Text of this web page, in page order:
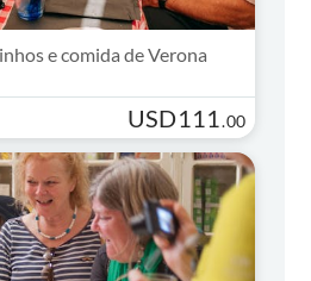
e comida de Verona
USD111 .00